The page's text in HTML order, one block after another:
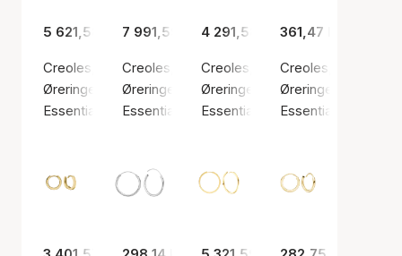
5 621,58 kr
Creoles, 1.4 x 30.5 mm, 14kt
Øreringer, Gullfarge / Gull
Essentials by Aagaard
7 991,59 kr
Creoles, 1.4 x 43 mm, 14kt
Øreringer, Gullfarge / Gull
Essentials by Aagaard
4 291,58 kr
Creoles, 1.4 x 43 mm, 8kt
Øreringer, Gullfarge / Gull
Essentials by Aagaard
361,47 kr
Creoles, 1.5 x 11.5
Øreringer, Sølv
Essentials by